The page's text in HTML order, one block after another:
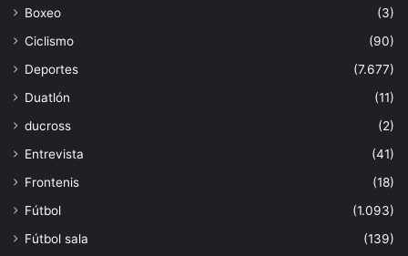
Boxeo
(3)
Ciclismo
(90)
Deportes
(7.677)
Duatlón
(11)
ducross
(2)
Entrevista
(41)
Frontenis
(18)
Fútbol
(1.093)
Fútbol sala
(139)